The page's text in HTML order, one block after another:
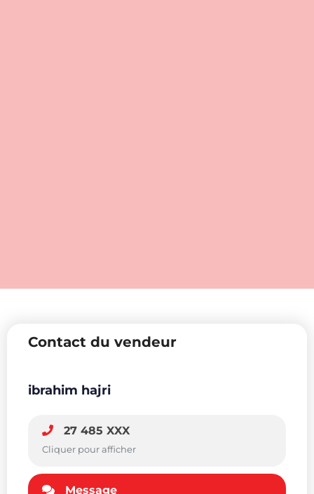
Contact du vendeur
ibrahim hajri
27 485 XXX
Cliquer pour afficher
Message